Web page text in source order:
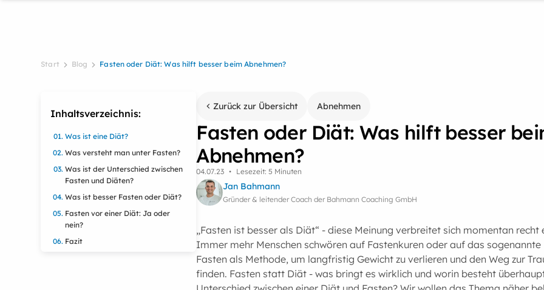
Start Blog Fasten oder Diät: Was hilft besser beim Abnehmen?
Inhaltsverzeichnis:
Was ist eine Diät?
Was versteht man unter Fasten?
Was ist der Unterschied zwischen
Fasten und Diäten?
Was ist besser Fasten oder Diät?
Fasten vor einer Diät: Ja oder
nein?
Fazit
Zurück zur Übersicht Abnehmen
Fasten oder Diät: Was hilft besser
Abnehmen?
04.07.23 • Lesezeit: 5 Minuten
Jan Bahmann
Gründer & leitender Coach der Bahmann Coaching GmbH
„Fasten ist besser als Diät“ - diese Meinung verbreitet sich momentan recht
Immer mehr Menschen schwören auf Fastenkuren oder auf das
Fasten als Methode, um langfristig Gewicht zu verlieren und den Weg zur
finden. Fasten statt Diät - was bringt es wirklich und worin besteht